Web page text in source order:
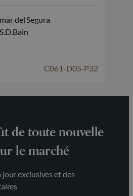
del Segura
C061-D05-P32
de toute nouvelle
le marché
jour exclusives et des